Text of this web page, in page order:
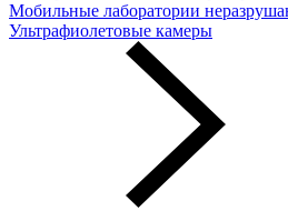
Мобильные лаборатории
Ультрафиолетовые камеры